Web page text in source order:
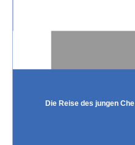
Die Reise des jungen Che